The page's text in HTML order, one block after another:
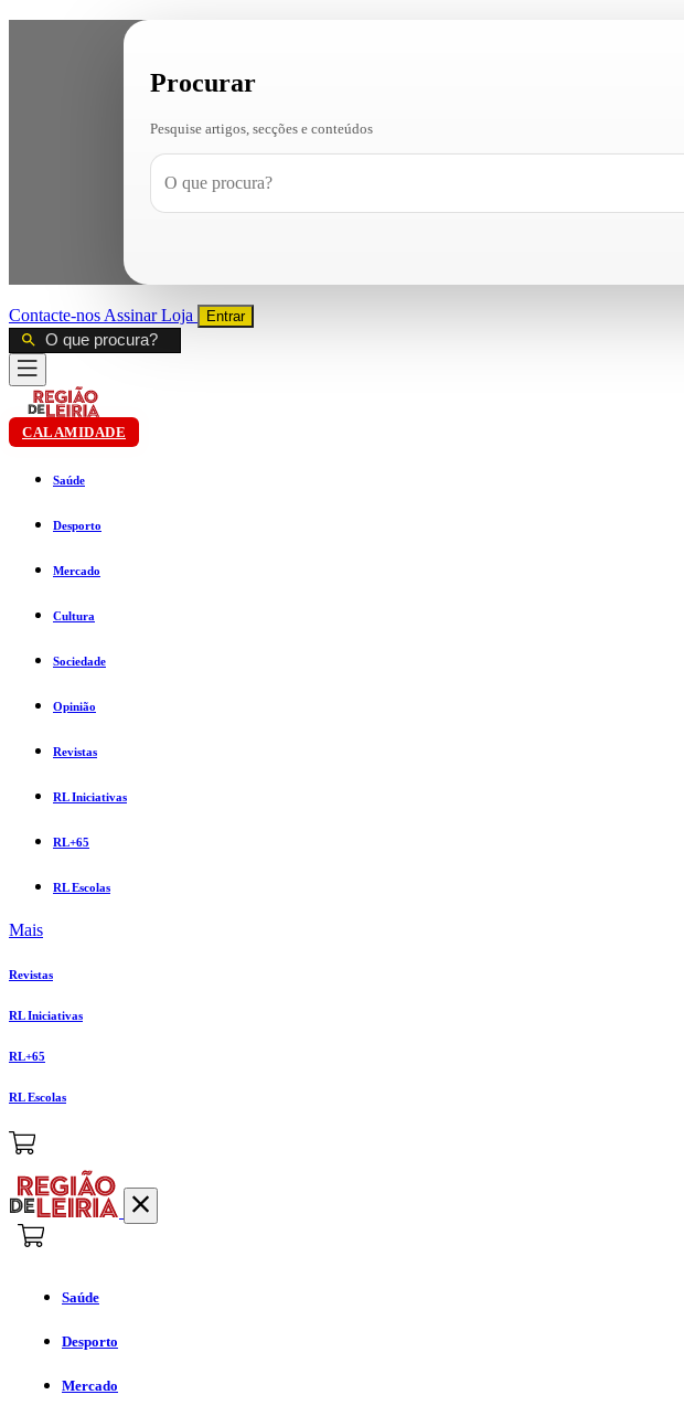
Procurar
Pesquise artigos, secções e conteúdos
Contacte-nos AssinarLoja Entrar
CALAMIDADE
Saúde
Desporto
Mercado
Cultura
Sociedade
Opinião
Revistas
RL Iniciativas
RL+65
RL Escolas
Mais
Revistas
RL Iniciativas
RL+65
RL Escolas
Saúde
Desporto
Mercado